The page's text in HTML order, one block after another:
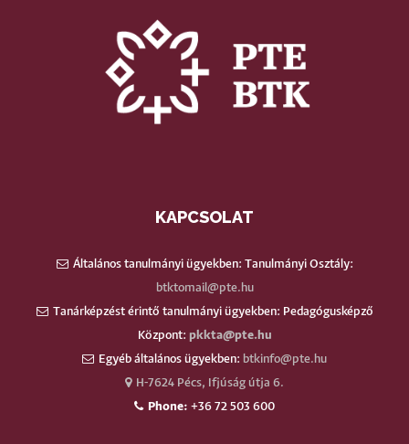
KAPCSOLAT
Általános tanulmányi ügyekben: Tanulmányi Osztály:
btktomail@pte.hu
Tanárképzést érintő tanulmányi ügyekben: Pedagógusképző
Központ: pkkta@pte.hu
Egyéb általános ügyekben: btkinfo@pte.hu
H-7624 Pécs, Ifjúság útja 6.
Phone: +36 72 503 600